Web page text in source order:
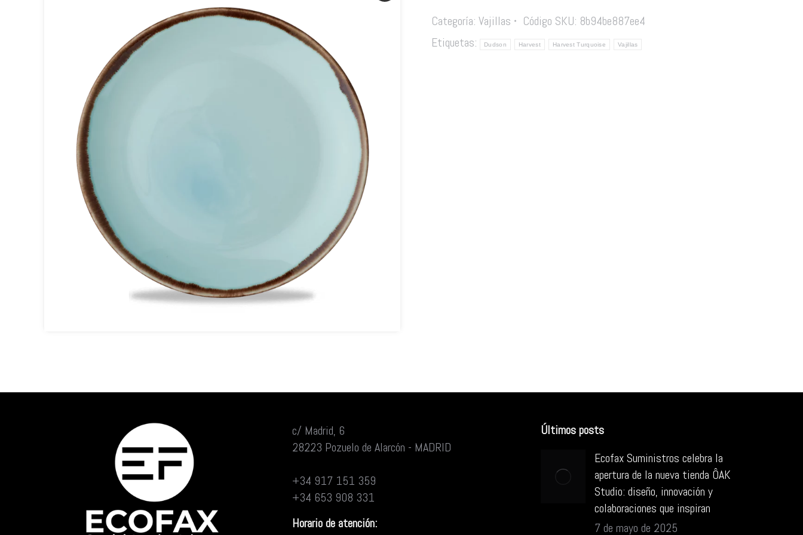
Categoría: Vajillas Código SKU: 8b94be887ee4
Etiquetas:
Dudson Harvest Harvest Turquoise Vajillas
c/ Madrid, 6
28223 Pozuelo de Alarcón - MADRID
+34 917 151 359
+34 653 908 331
Horario de atención:
Últimos posts
Ecofax Suministros celebra la
apertura de la nueva tienda ÔAK
Studio: diseño, innovación y
colaboraciones que inspiran
7 de mayo de 2025